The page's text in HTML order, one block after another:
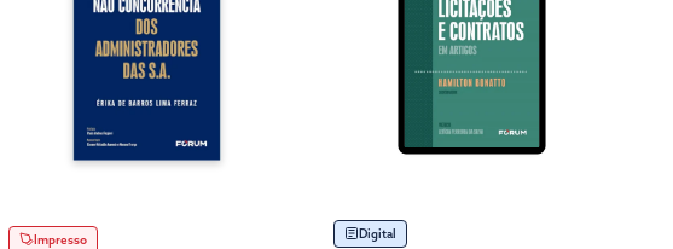
Impresso Digital